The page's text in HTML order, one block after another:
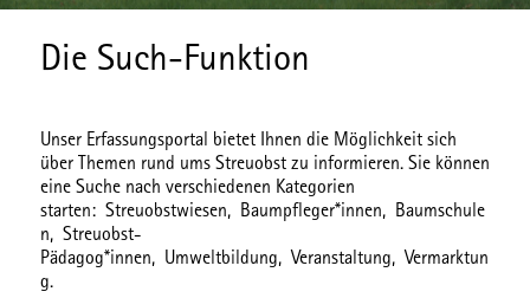
Die Such-Funktion
Unser Erfassungsportal bietet Ihnen die Möglichkeit sich
über Themen rund ums Streuobst zu informieren. Sie können
eine Suche nach verschiedenen Kategorien
starten: Streuobstwiesen, Baumpfleger*innen, Baumschule
n, Streuobst-
Pädagog*innen, Umweltbildung,Veranstaltung,Vermarktun
g.